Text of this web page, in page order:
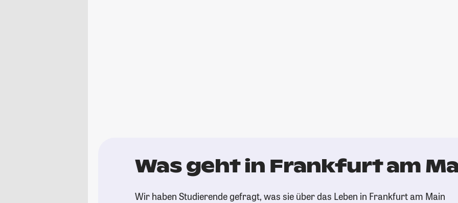
Was geht in Frankfurt am
Wir haben Studierende gefragt, was sie über das Leben in Frankfurt am Main